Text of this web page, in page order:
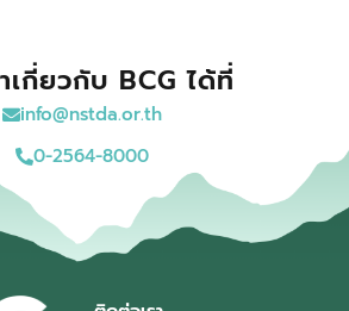
เกี่ยวกับ BCG ได้ที่
info@nstda.or.th
0-2564-8000